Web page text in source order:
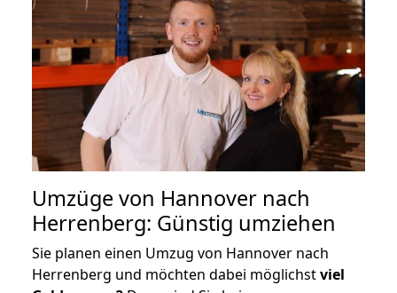
Umzüge von Hannover nach
Herrenberg: Günstig umziehen
Sie planen einen Umzug von Hannover nach
Herrenberg und möchten dabei möglichstviel